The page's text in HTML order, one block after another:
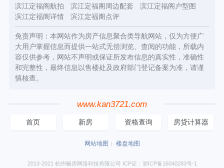
滨江定福阁航拍
滨江定福阁周边配套
滨江定福阁户型图
滨江定福阁详情
滨江定福阁点评
免责声明：本网站作为房产信息聚合类导航网站，仅为方便广
大用户掌握信息而提供一站式无偿浏览、查阅的功能，所载内
容仅供参考，网站不声明或保证所发布信息的真实性，准确性
和完整性，最终信息以售楼处及政府部门登记备案为准，请谨
慎核查。
www.kan3721.com
首页 新房 资格查询 房贷计算器
网站地图 楼盘地图
2013-2021 杭州畅房网络科技有限公司 ICP证：浙ICP备16040283号-1